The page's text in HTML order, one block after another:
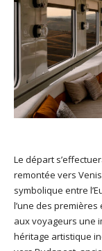
Le départ
remontée vers
symbolique entre
l’une des
aux voyageurs une
héritage artistique